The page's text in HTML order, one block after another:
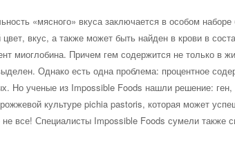
«мясного» вкуса заключается в особом
вкус, а также может быть найден в крови в
миоглобина. Причем гем содержится не только в
Однако есть одна проблема: процентное
Но ученые из Impossible Foods нашли решение:
культуре pichia pastoris, которая может
все! Специалисты Impossible Foods сумели также